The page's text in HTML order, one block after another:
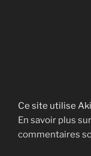
Ce site utilise
En savoir plus
commentaires